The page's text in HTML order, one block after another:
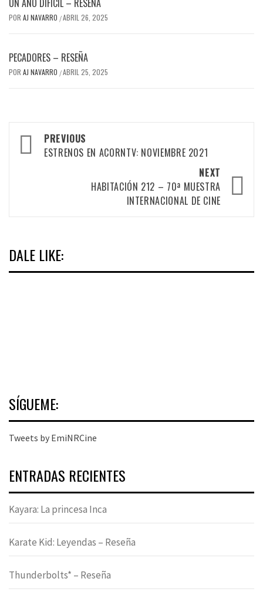
UN AÑO DIFÍCIL – RESEÑA
POR AJ NAVARRO /ABRIL 26, 2025
PECADORES – RESEÑA
POR AJ NAVARRO /ABRIL 25, 2025
Post
navigation
PREVIOUS
ESTRENOS EN ACORNTV: NOVIEMBRE 2021
NEXT
HABITACIÓN 212 – 70ª MUESTRA
INTERNACIONAL DE CINE
DALE LIKE:
SÍGUEME:
Tweets by EmiNRCine
ENTRADAS RECIENTES
Kayara: La princesa Inca
Karate Kid: Leyendas – Reseña
Thunderbolts* – Reseña